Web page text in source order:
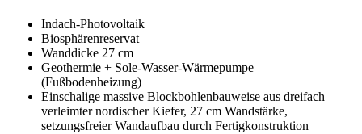
Indach-Photovoltaik
Biosphärenreservat
Wanddicke 27 cm
Geothermie + Sole-Wasser-Wärmepumpe
(Fußbodenheizung)
Einschalige massive Blockbohlenbauweise aus dreifach
verleimter nordischer Kiefer, 27 cm Wandstärke,
setzungsfreier Wandaufbau durch Fertigkonstruktion